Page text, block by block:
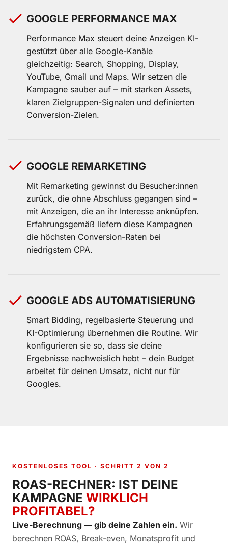
GOOGLE PERFORMANCE MAX
Performance Max steuert deine Anzeigen KI-
gestützt über alle Google-Kanäle
gleichzeitig: Search, Shopping, Display,
YouTube, Gmail und Maps. Wir setzen die
Kampagne sauber auf – mit starken Assets,
klaren Zielgruppen-Signalen und definierten
Conversion-Zielen.
GOOGLE REMARKETING
Mit Remarketing gewinnst du Besucher:innen
zurück, die ohne Abschluss gegangen sind –
mit Anzeigen, die an ihr Interesse anknüpfen.
Erfahrungsgemäß liefern diese Kampagnen
die höchsten Conversion-Raten bei
niedrigstem CPA.
GOOGLE ADS AUTOMATISIERUNG
Smart Bidding, regelbasierte Steuerung und
KI-Optimierung übernehmen die Routine. Wir
konfigurieren sie so, dass sie deine
Ergebnisse nachweislich hebt – dein Budget
arbeitet für deinen Umsatz, nicht nur für
Googles.
KOSTENLOSES TOOL · SCHRITT 2 VON 2
ROAS-RECHNER: IST DEINE
KAMPAGNE WIRKLICH
PROFITABEL?
Live-Berechnung — gib deine Zahlen ein. Wir
berechnen ROAS, Break-even, Monatsprofit und